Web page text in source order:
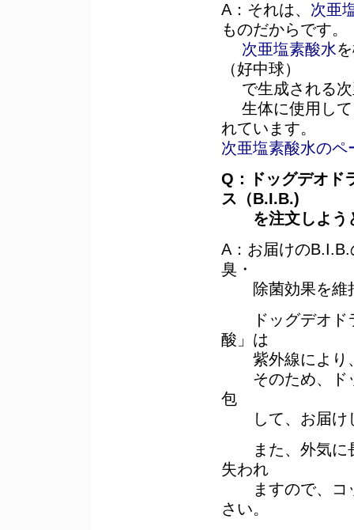
A：それは、 次亜
ものだからです。
次亜塩素酸水
（好中球）
で生成される次
生体に使用して
れています。
次亜塩素酸水のペ
Q：ドッグデオド
ス（B.I.B.)
を注文しよう
A：お届けの
臭・
除菌効果を維
ドッグデオドラ
酸」は
紫外線により
そのため、ドッ
包
して、お届け
また、外気に長
失われ
ますので、コッ
さい。